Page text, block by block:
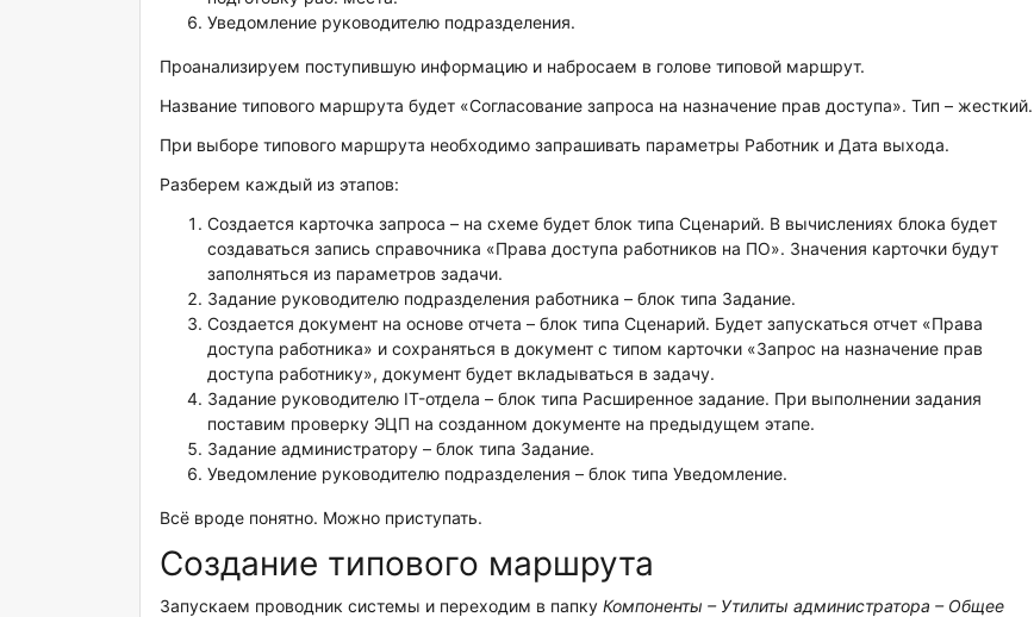
Уведомление руководителю подразделения.
Проанализируем поступившую информацию и набросаем в голове типовой маршрут.
Название типового маршрута будет «Согласование запроса на назначение прав доступа». Тип – жесткий.
При выборе типового маршрута необходимо запрашивать параметры Работник и Дата выхода.
Разберем каждый из этапов:
Создается карточка запроса – на схеме будет блок типа Сценарий. В вычислениях блока будет
создаваться запись справочника «Права доступа работников на ПО». Значения карточки будут
заполняться из параметров задачи.
Задание руководителю подразделения работника – блок типа Задание.
Создается документ на основе отчета – блок типа Сценарий. Будет запускаться отчет «Права
доступа работника» и сохраняться в документ с типом карточки «Запрос на назначение прав
доступа работнику», документ будет вкладываться в задачу.
Задание руководителю IT-отдела – блок типа Расширенное задание. При выполнении задания
поставим проверку ЭЦП на созданном документе на предыдущем этапе.
Задание администратору – блок типа Задание.
Уведомление руководителю подразделения – блок типа Уведомление.
Всё вроде понятно. Можно приступать.
Создание типового маршрута
Запускаем проводник системы и переходим в папку Компоненты – Утилиты администратора – Общее